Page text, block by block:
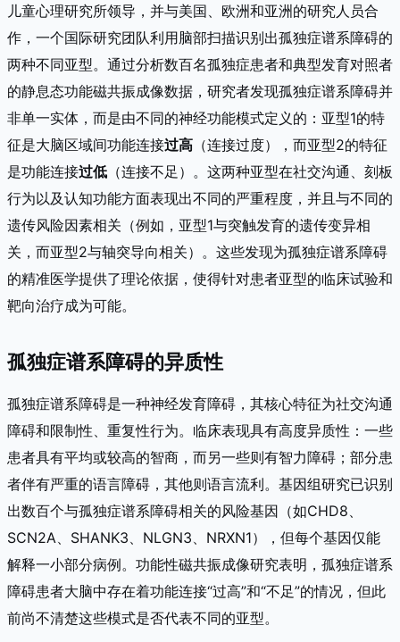
儿童心理研究所领导，并与美国、欧洲和亚洲的研究人员合
作，一个国际研究团队利用脑部扫描识别出孤独症谱系障碍的
两种不同亚型。通过分析数百名孤独症患者和典型发育对照者
的静息态功能磁共振成像数据，研究者发现孤独症谱系障碍并
非单一实体，而是由不同的神经功能模式定义的：亚型1的特
征是大脑区域间功能连接过高 （连接过度），而亚型2的特征
是功能连接过低 （连接不足）。这两种亚型在社交沟通、刻板
行为以及认知功能方面表现出不同的严重程度，并且与不同的
遗传风险因素相关（例如，亚型1与突触发育的遗传变异相
关，而亚型2与轴突导向相关）。这些发现为孤独症谱系障碍
的精准医学提供了理论依据，使得针对患者亚型的临床试验和
靶向治疗成为可能。
孤独症谱系障碍的异质性
孤独症谱系障碍是一种神经发育障碍，其核心特征为社交沟通
障碍和限制性、重复性行为。临床表现具有高度异质性：一些
患者具有平均或较高的智商，而另一些则有智力障碍；部分患
者伴有严重的语言障碍，其他则语言流利。基因组研究已识别
出数百个与孤独症谱系障碍相关的风险基因（如CHD8、
SCN2A、SHANK3、NLGN3、NRXN1），但每个基因仅能
解释一小部分病例。功能性磁共振成像研究表明，孤独症谱系
障碍患者大脑中存在着功能连接“过高”和“不足”的情况，但此
前尚不清楚这些模式是否代表不同的亚型。